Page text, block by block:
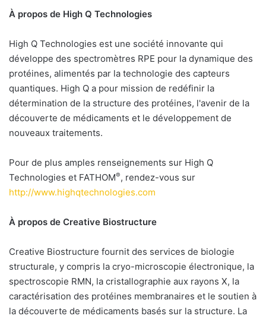
À propos de High Q Technologies
High Q Technologies est une société innovante qui
développe des spectromètres RPE pour la dynamique des
protéines, alimentés par la technologie des capteurs
quantiques. High Q a pour mission de redéfinir la
détermination de la structure des protéines, l'avenir de la
découverte de médicaments et le développement de
nouveaux traitements.
Pour de plus amples renseignements sur High Q
Technologies et FATHOM®, rendez-vous sur
http://www.highqtechnologies.com
À propos de Creative Biostructure
Creative Biostructure fournit des services de biologie
structurale, y compris la cryo-microscopie électronique, la
spectroscopie RMN, la cristallographie aux rayons X, la
caractérisation des protéines membranaires et le soutien à
la découverte de médicaments basés sur la structure. La